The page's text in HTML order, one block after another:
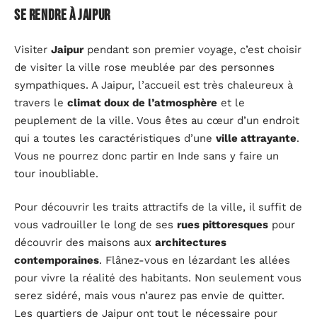
Se rendre à Jaipur
Visiter Jaipurpendant son premier voyage, c’est choisir
de visiter la ville rose meublée par des personnes
sympathiques. A Jaipur, l’accueil est très chaleureux à
travers le climat doux de l’atmosphère et le
peuplement de la ville. Vous êtes au cœur d’un endroit
qui a toutes les caractéristiques d’une ville attrayante.
Vous ne pourrez donc partir en Inde sans y faire un
tour inoubliable.
Pour découvrir les traits attractifs de la ville, il suffit de
vous vadrouiller le long de ses rues pittoresques pour
découvrir des maisons aux architectures
contemporaines. Flânez-vous en lézardant les allées
pour vivre la réalité des habitants. Non seulement vous
serez sidéré, mais vous n’aurez pas envie de quitter.
Les quartiers de Jaipur ont tout le nécessaire pour